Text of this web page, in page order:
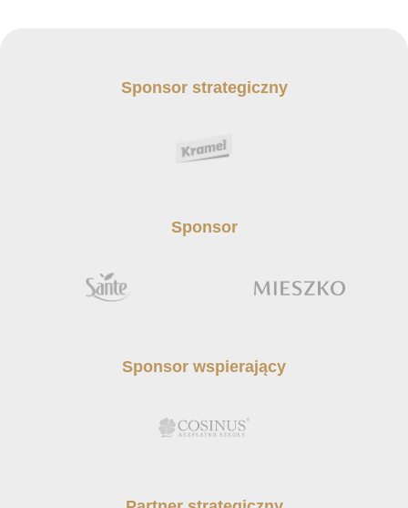
Sponsor strategiczny
Sponsor
Sponsor wspierający